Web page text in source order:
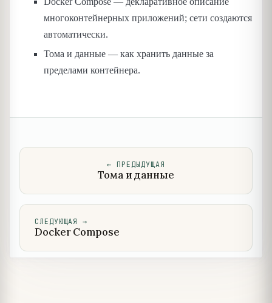
многоконтейнерных приложений; сети создаются
автоматически.
Тома и данные — как хранить данные за
пределами контейнера.
← ПРЕДЫДУЩАЯ
Тома и данные
СЛЕДУЮЩАЯ →
Docker Compose